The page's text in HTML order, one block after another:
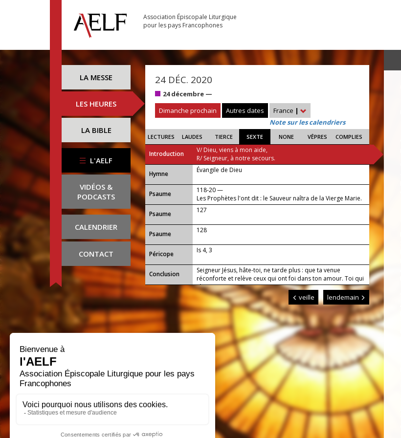
Association Épiscopale Liturgique
pour les pays Francophones
LA MESSE
LES HEURES
LA BIBLE
L'AELF
VIDÉOS &
PODCASTS
CALENDRIER
CONTACT
24 DÉC. 2020
24 décembre —
Dimanche prochain
Autres dates France |
Note sur les calendriers
LECTURES LAUDES TIERCE SEXTE NONE VÊPRES COMPLIES
Introduction
V/ Dieu, viens à mon aide,
R/ Seigneur, à notre secours.
...
Hymne Évangile de Dieu
Psaume
118-20 —
Les Prophètes l'ont dit : le Sauveur naîtra de la Vierge Marie.
Psaume
127
Psaume 128
Péricope Is 4, 3
Conclusion
Seigneur Jésus, hâte-toi, ne tarde plus : que ta venue
réconforte et relève ceux qui ont foi dans ton amour. Toi qui
règnes.
veille lendemain